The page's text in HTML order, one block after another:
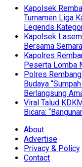
Kapolsek
Turnamen Liga
Legends
Kapolsek
Bersama
Kapolres
Peserta Lomba
Polres
Budaya
Berlangsung
Viral Talud
Bicara:
About
Advertise
Privacy & Policy
Contact